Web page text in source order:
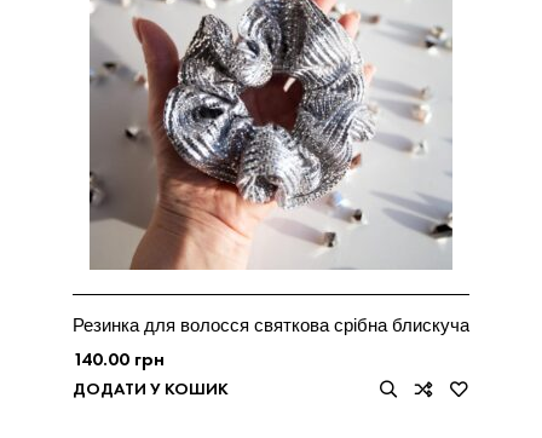
Резинка для волосся святкова срібна блискуча
140.00 грн
ДОДАТИ У КОШИК